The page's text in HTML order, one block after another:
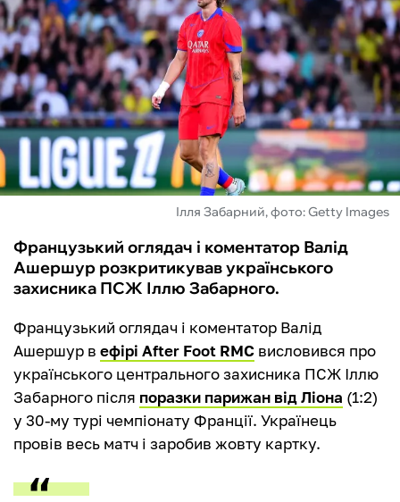
ЧС-2026
ФУТЗАЛ
ІНШІ
БУКМЕКЕРИ
Ілля Забарний, фото: Getty Images
Французький оглядач і коментатор Валід
Ашершур розкритикував українського
захисника ПСЖ Іллю Забарного.
Французький оглядач і коментатор Валід
Ашершур в ефірі After Foot RMC висловився про
українського центрального захисника ПСЖ Іллю
Забарного після поразки парижан від Ліона (1:2)
у 30-му турі чемпіонату Франції. Українець
провів весь матч і заробив жовту картку.